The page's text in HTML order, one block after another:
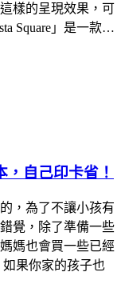
樣的呈現效果，可
Square」是一款…
自己印卡省！
，為了不讓小孩有
覺，除了準備一些
媽也會買一些已經
果你家的孩子也